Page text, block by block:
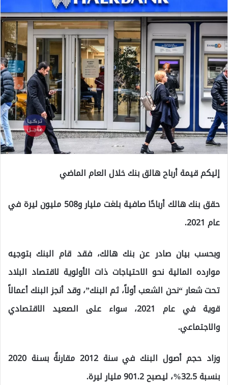
إليكم قيمة أرباح هالق بنك خلال العام الماضي
حقق بنك هالك أرباحًا صافية بلغت مليار و508 مليون ليرة في
عام 2021.
وبحسب بيان صادر عن بنك هالك، فقد قام البنك بتوجيه
موارده المالية نحو الاحتياجات ذات الأولوية لاقتصاد البلاد
تحت شعار “نحن الشعب أولاً، ثم البنك”، وقد أنجز البنك أعمالاً
قوية في عام 2021، سواء على الصعيد الاقتصادي
والاجتماعي.
وزاد حجم أصول البنك في سنة 2012 مقارنةً بسنة 2020
بنسبة 32.5%، ليصبح 901.2 مليار ليرة.